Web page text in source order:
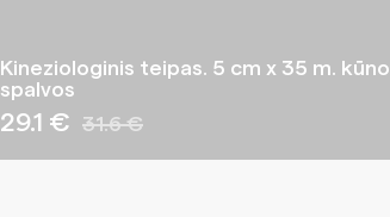
Kineziologinis teipas. 5 cm x 35 m. kūno
spalvos
29.1 € 31.6 €